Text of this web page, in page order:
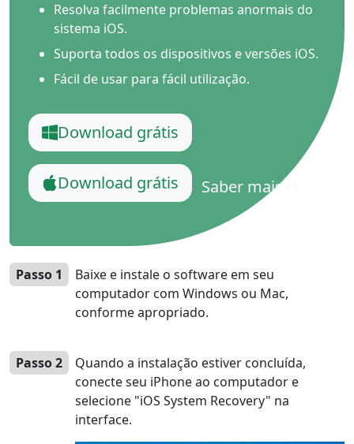
Resolva facilmente problemas anormais do
sistema iOS.
Suporta todos os dispositivos e versões iOS.
Fácil de usar para fácil utilização.
Download grátis
Download grátis Saber mais
Passo 1
Baixe e instale o software em seu
computador com Windows ou Mac,
conforme apropriado.
Passo 2
Quando a instalação estiver concluída,
conecte seu iPhone ao computador e
selecione "iOS System Recovery" na
interface.